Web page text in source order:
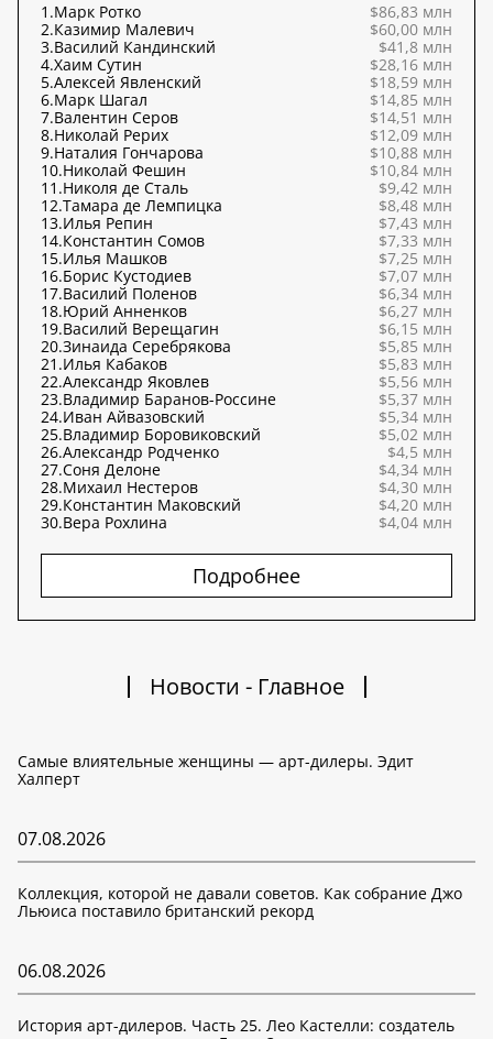
1.Марк Ротко
$86,83 млн
2.Казимир Малевич
$60,00 млн
3.Василий Кандинский
$41,8 млн
4.Хаим Сутин
$28,16 млн
5.Алексей Явленский
$18,59 млн
6.Марк Шагал
$14,85 млн
7.Валентин Серов
$14,51 млн
8.Николай Рерих
$12,09 млн
9.Наталия Гончарова
$10,88 млн
10.Николай Фешин
$10,84 млн
11.Николя де Сталь
$9,42 млн
12.Тамара де Лемпицка
$8,48 млн
13.Илья Репин
$7,43 млн
14.Константин Сомов
$7,33 млн
15.Илья Машков
$7,25 млн
16.Борис Кустодиев
$7,07 млн
17.Василий Поленов
$6,34 млн
18.Юрий Анненков
$6,27 млн
19.Василий Верещагин
$6,15 млн
20.Зинаида Серебрякова
$5,85 млн
21.Илья Кабаков
$5,83 млн
22.Александр Яковлев
$5,56 млн
23.Владимир Баранов-Россине
$5,37 млн
24.Иван Айвазовский
$5,34 млн
25.Владимир Боровиковский
$5,02 млн
26.Александр Родченко
$4,5 млн
27.Соня Делоне
$4,34 млн
28.Михаил Нестеров
$4,30 млн
29.Константин Маковский
$4,20 млн
30.Вера Рохлина $4,04 млн
Подробнее
Новости - Главное
Самые влиятельные женщины — арт-дилеры. Эдит
Халперт
07.08.2026
Коллекция, которой не давали советов. Как собрание Джо
Льюиса поставило британский рекорд
06.08.2026
История арт-дилеров. Часть 25. Лео Кастелли: создатель